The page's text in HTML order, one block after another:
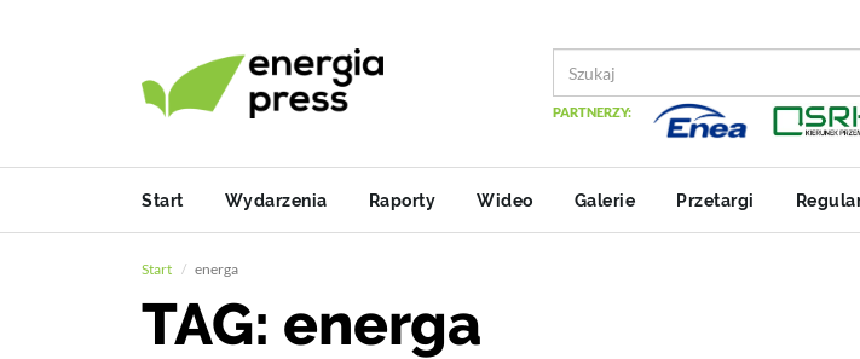
PARTNERZY:
Start Wydarzenia Raporty Wideo Galerie Przetargi
Start energa
TAG: energa